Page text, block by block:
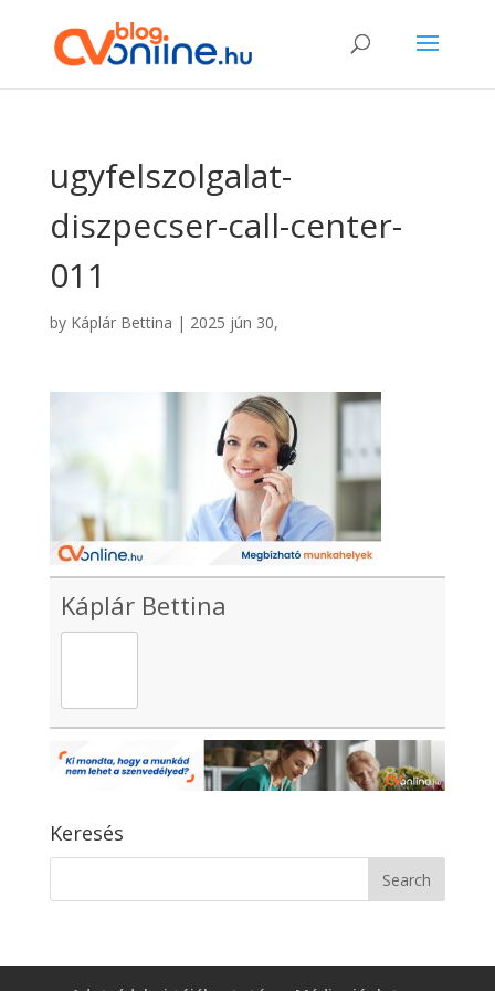
ugyfelszolgalat-
diszpecser-call-center-
011
by Káplár Bettina | 2025 jún 30,
Káplár Bettina
Keresés